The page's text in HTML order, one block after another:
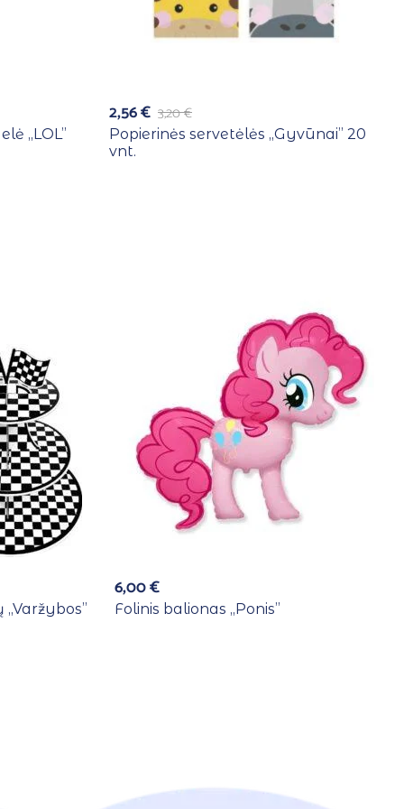
,,LOL”
3,20€
2,56€
Popierinės servetėlės ,,Gyvūnai” 20
vnt.
6,00€
Folinis balionas ,,Ponis”